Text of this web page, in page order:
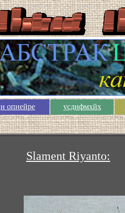
н опнейре усднфмхйх
Slament Riyanto: